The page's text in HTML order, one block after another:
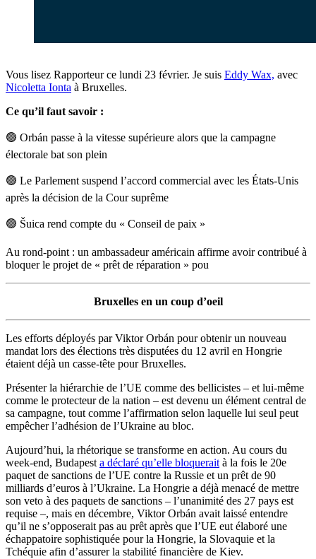
Vous lisez Rapporteur ce lundi 23 février. Je suis Eddy Wax, avec
Nicoletta Ionta à Bruxelles.
Ce qu’il faut savoir :
🟢 Orbán passe à la vitesse supérieure alors que la campagne
électorale bat son plein
🟢 Le Parlement suspend l’accord commercial avec les États-Unis
après la décision de la Cour suprême
🟢 Šuica rend compte du « Conseil de paix »
Au rond-point : un ambassadeur américain affirme avoir contribué à
bloquer le projet de « prêt de réparation » pou
Bruxelles en un coup d’oeil
Les efforts déployés par Viktor Orbán pour obtenir un nouveau
mandat lors des élections très disputées du 12 avril en Hongrie
étaient déjà un casse-tête pour Bruxelles.
Présenter la hiérarchie de l’UE comme des bellicistes – et lui-même
comme le protecteur de la nation – est devenu un élément central de
sa campagne, tout comme l’affirmation selon laquelle lui seul peut
empêcher l’adhésion de l’Ukraine au bloc.
Aujourd’hui, la rhétorique se transforme en action. Au cours du
week-end, Budapest a déclaré qu’elle bloquerait à la fois le 20e
paquet de sanctions de l’UE contre la Russie et un prêt de 90
milliards d’euros à l’Ukraine. La Hongrie a déjà menacé de mettre
son veto à des paquets de sanctions – l’unanimité des 27 pays est
requise –, mais en décembre, Viktor Orbán avait laissé entendre
qu’il ne s’opposerait pas au prêt après que l’UE eut élaboré une
échappatoire sophistiquée pour la Hongrie, la Slovaquie et la
Tchéquie afin d’assurer la stabilité financière de Kiev.